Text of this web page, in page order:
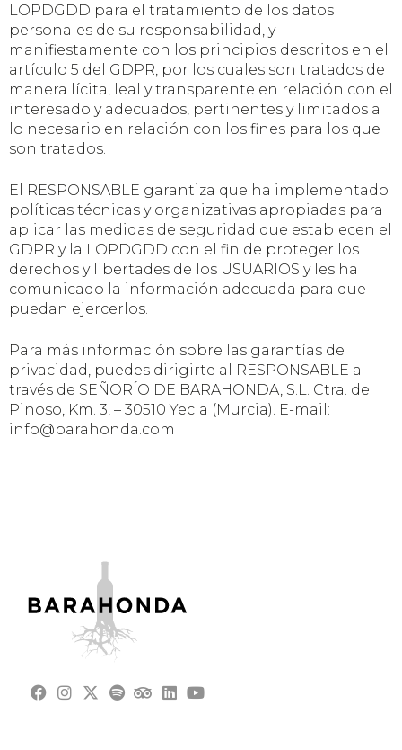
LOPDGDD para el tratamiento de los datos
personales de su responsabilidad, y
manifiestamente con los principios descritos en el
artículo 5 del GDPR, por los cuales son tratados de
manera lícita, leal y transparente en relación con el
interesado y adecuados, pertinentes y limitados a
lo necesario en relación con los fines para los que
son tratados.
El RESPONSABLE garantiza que ha implementado
políticas técnicas y organizativas apropiadas para
aplicar las medidas de seguridad que establecen el
GDPR y la LOPDGDD con el fin de proteger los
derechos y libertades de los USUARIOS y les ha
comunicado la información adecuada para que
puedan ejercerlos.
Para más información sobre las garantías de
privacidad, puedes dirigirte al RESPONSABLE a
través de SEÑORÍO DE BARAHONDA, S.L. Ctra. de
Pinoso, Km. 3, – 30510 Yecla (Murcia). E-mail:
info@barahonda.com